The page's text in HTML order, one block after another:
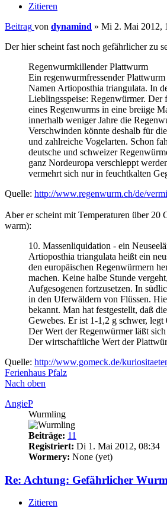
Zitieren
Beitrag von dynamind » Mi 2. Mai 2012,
Der hier scheint fast noch gefährlicher zu
Regenwurmkillender Plattwurm
Ein regenwurmfressender
Namen Artioposthia triangulata. In
Lieblingsspeise: Regenwürmer. Der
eines Regenwurms in eine breiige
innerhalb weniger Jahre die
Verschwinden könnte deshalb für
und zahlreiche Vogelarten. Schon
deutsche und schweizer
ganz Nordeuropa verschleppt
vermehrt sich nur in feuchtkalten
Quelle: http://www.regenwurm.ch/de/
Aber er scheint mit Temperaturen über
warm):
10. Massenliquidation - ein
Artioposthia triangulata heißt ein
den europäischen Regenwürmern
machen. Keine halbe Stunde
Aufgesogenen fortzusetzen. In
in den Uferwäldern von Flüssen.
bekannt. Man hat festgestellt, daß
Gewebes. Er ist 1-1,2 g schwer,
Der Wert der Regenwürmer läßt
Der wirtschaftliche Wert der
Quelle: http://www.gomeck.de/
Ferienhaus Pfalz
Nach oben
AngieP
Wurmling
Beiträge: 11
Registriert: Di 1. Mai 2012, 08:34
Wormery: None (yet)
Re: Achtung: Gefährlicher
Zitieren